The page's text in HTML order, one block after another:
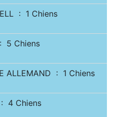
: 1 Chiens
5 Chiens
ALLEMAND : 1 Chiens
: 4 Chiens